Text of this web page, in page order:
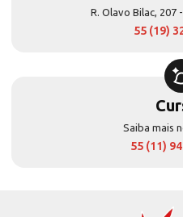
R. Olavo Bilac, 207
55 (19)
Saiba mais
55 (11)